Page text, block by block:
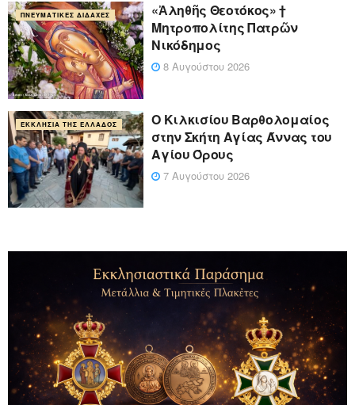
ΠΝΕΥΜΑΤΙΚΈΣ ΔΙΔΑΧΈΣ
«Ἀληθῆς Θεοτόκος» †
Μητροπολίτης Πατρῶν
Νικόδημος
8 Αυγούστου 2026
ΕΚΚΛΗΣΊΑ ΤΗΣ ΕΛΛΆΔΟΣ
Ο Κιλκισίου Βαρθολομαίος
στην Σκήτη Αγίας Άννας του
Αγίου Όρους
7 Αυγούστου 2026